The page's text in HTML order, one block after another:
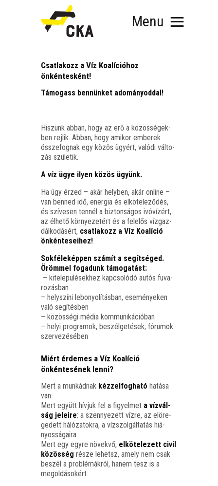
Menu
KÉPEZD MAGAD!
TÁMOGATÁS
TUDÁSTÁR
HÍREINK
Csatlakozz a Víz Koalícióhoz
önkéntesként!
Támo­gass ben­nün­ket adományoddal!
Hiszünk abban, hogy az erő a közös­sé­gek­
ben rej­lik. Abban, hogy ami­kor embe­rek
össze­fog­nak egy közös ügyért, való­di vál­to­
zás születik.
A víz ügye ilyen közös ügyünk.
Ha úgy érzed – akár hely­ben, akár online –
van ben­ned idő, ener­gia és elkö­te­le­ző­dés,
és szí­ve­sen ten­nél a biz­ton­sá­gos ivó­ví­zért,
az élhe­tő kör­nye­ze­tért és a fele­lős víz­gaz­
dál­ko­dá­sért, csat­la­kozz a Víz Koa­lí­ció
önkénteseihez!
Sok­fé­le­kép­pen szá­mít a segít­sé­ged.
Öröm­mel foga­dunk támo­ga­tást:
– kite­le­pü­lé­sek­hez kap­cso­ló­dó autós fuva­
ro­zás­ban
– hely­szí­ni lebo­nyo­lí­tás­ban, ese­mé­nye­ken
való segí­tés­ben
– közös­sé­gi média kom­mu­ni­ká­ci­ó­ban
– helyi prog­ra­mok, beszél­ge­té­sek, fóru­mok
szervezésében
Miért érdemes a Víz Koalíció
önkéntesének lenni?
Mert a mun­kád­nak kéz­zel­fog­ha­tó hatá­sa
van.
Mert együtt hív­juk fel a figyel­met a víz­vál­
ság jele­i­re: a szennye­zett víz­re, az elöre­
ge­dett háló­za­tok­ra, a víz­szol­gál­ta­tás hiá­
nyos­sá­ga­i­ra.
Mert egy egy­re növek­vő, elkö­te­le­zett civil
közös­ség része lehetsz, amely nem csak
beszél a prob­lé­mák­ról, hanem tesz is a
megoldásokért.